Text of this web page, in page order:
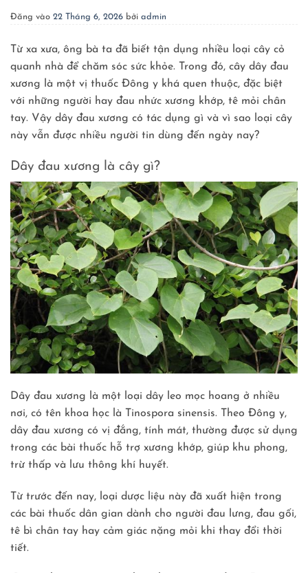
Đăng vào 22 Tháng 6, 2026 bởi admin
Từ xa xưa, ông bà ta đã biết tận dụng nhiều loại cây cỏ
quanh nhà để chăm sóc sức khỏe. Trong đó, cây dây đau
xương là một vị thuốc Đông y khá quen thuộc, đặc biệt
với những người hay đau nhức xương khớp, tê mỏi chân
tay. Vậy dây đau xương có tác dụng gì và vì sao loại cây
này vẫn được nhiều người tin dùng đến ngày nay?
Dây đau xương là cây gì?
Dây đau xương là một loại dây leo mọc hoang ở nhiều
nơi, có tên khoa học là Tinospora sinensis. Theo Đông y,
dây đau xương có vị đắng, tính mát, thường được sử dụng
trong các bài thuốc hỗ trợ xương khớp, giúp khu phong,
trừ thấp và lưu thông khí huyết.
Từ trước đến nay, loại dược liệu này đã xuất hiện trong
các bài thuốc dân gian dành cho người đau lưng, đau gối,
tê bì chân tay hay cảm giác nặng mỏi khi thay đổi thời
tiết.